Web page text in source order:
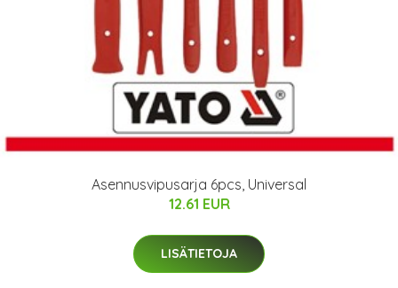
Asennusvipusarja 6pcs, Universal
12.61 EUR
LISÄTIETOJA